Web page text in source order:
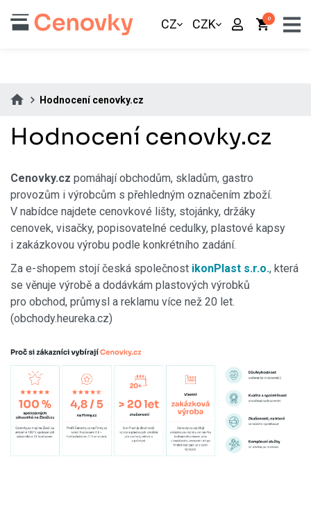
0
CZ CZK
Hodnocení cenovky.cz
Hodnocení cenovky.cz
Cenovky.cz pomáhají obchodům, skladům, gastro
provozům i výrobcům s přehledným označením zboží.
V nabídce najdete cenovkové lišty, stojánky, držáky
cenovek, visačky, popisovatelné cedulky, plastové kapsy
i zakázkovou výrobu podle konkrétního zadání.
Za e-shopem stojí česká společnost ikonPlast s.r.o., která
se věnuje výrobě a dodávkám plastových výrobků
pro obchod, průmysl a reklamu více než 20 let.
(obchody.heureka.cz)